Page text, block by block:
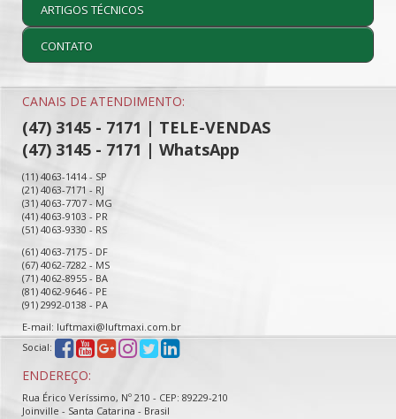
ARTIGOS TÉCNICOS
CONTATO
CANAIS DE ATENDIMENTO:
(47) 3145 - 7171 | TELE-VENDAS
(47) 3145 - 7171 | WhatsApp
(11) 4063-1414 - SP
(21) 4063-7171 - RJ
(31) 4063-7707 - MG
(41) 4063-9103 - PR
(51) 4063-9330 - RS
(61) 4063-7175 - DF
(67) 4062-7282 - MS
(71) 4062-8955 - BA
(81) 4062-9646 - PE
(91) 2992-0138 - PA
E-mail: luftmaxi@luftmaxi.com.br
Social:
ENDEREÇO:
Rua Érico Veríssimo, Nº 210 - CEP: 89229-210
Joinville - Santa Catarina - Brasil